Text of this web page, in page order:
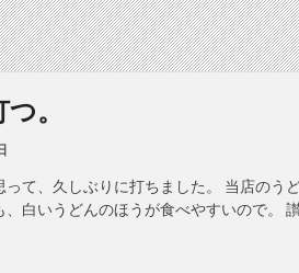
。
て、久しぶりに打ちました。 当店のう
白いうどんのほうが食べやすいので。